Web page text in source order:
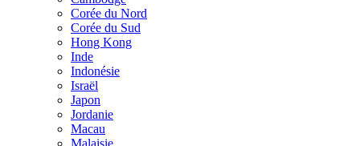
Corée du Nord
Corée du Sud
Hong Kong
Inde
Indonésie
Israël
Japon
Jordanie
Macau
Malaisie